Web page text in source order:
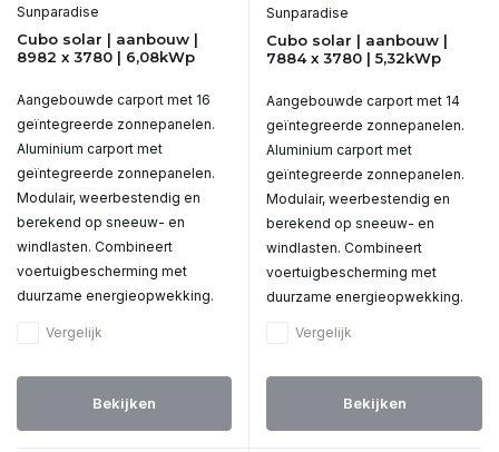
Sunparadise
Cubo solar | aanbouw |
8982 x 3780 | 6,08kWp
Aangebouwde carport met 16
geïntegreerde zonnepanelen.
Aluminium carport met
geïntegreerde zonnepanelen.
Modulair, weerbestendig en
berekend op sneeuw- en
windlasten. Combineert
voertuigbescherming met
duurzame energieopwekking.
Vergelijk
Bekijken
Sunparadise
Cubo solar | aanbouw |
7884 x 3780 | 5,32kWp
Aangebouwde carport met 14
geïntegreerde zonnepanelen.
Aluminium carport met
geïntegreerde zonnepanelen.
Modulair, weerbestendig en
berekend op sneeuw- en
windlasten. Combineert
voertuigbescherming met
duurzame energieopwekking.
Vergelijk
Bekijken